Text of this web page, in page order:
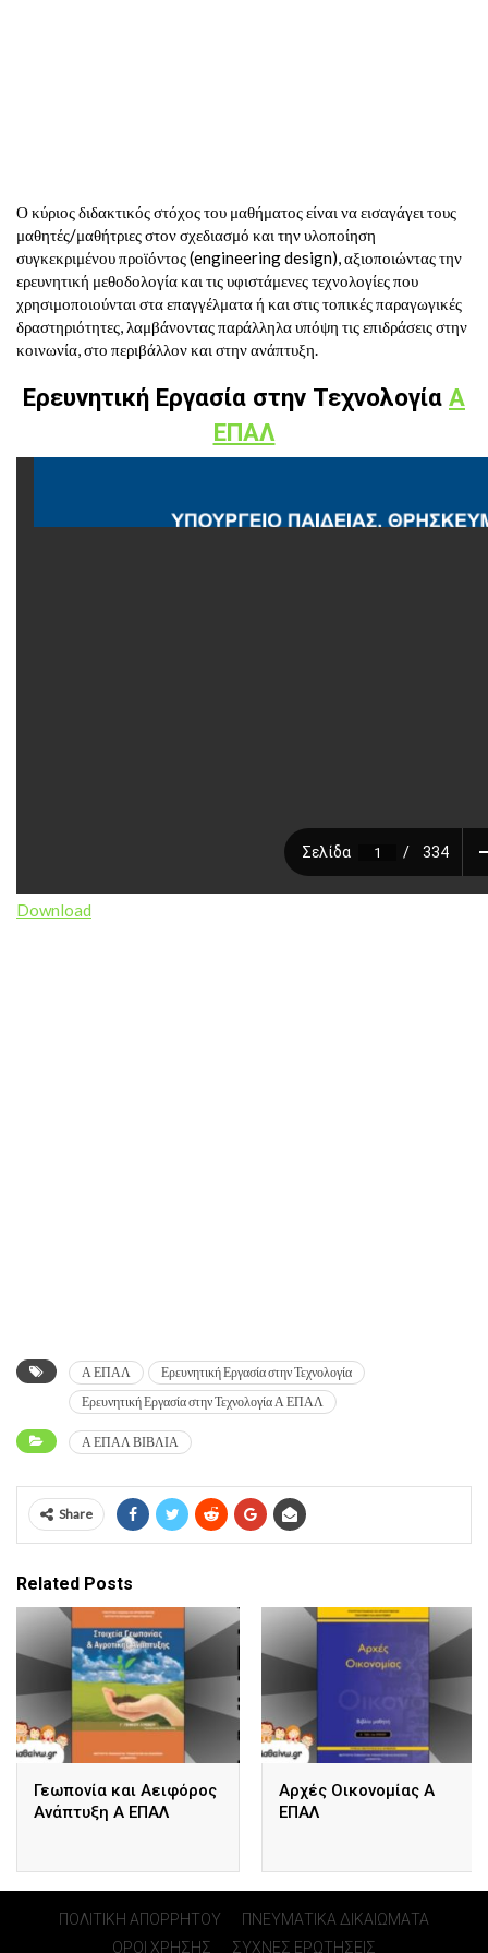
Ο κύριος διδακτικός στόχος του μαθήματος είναι να εισαγάγει τους
μαθητές/μαθήτριες στον σχεδιασμό και την υλοποίηση
συγκεκριμένου προϊόντος (engineering design), αξιοποιώντας την
ερευνητική μεθοδολογία και τις υφιστάμενες τεχνολογίες που
χρησιμοποιούνται στα επαγγέλματα ή και στις τοπικές παραγωγικές
δραστηριότητες, λαμβάνοντας παράλληλα υπόψη τις επιδράσεις στην
κοινωνία, στο περιβάλλον και στην ανάπτυξη.
Ερευνητική Εργασία στην Τεχνολογία Α
ΕΠΑΛ
Download
Α ΕΠΑΛ
Ερευνητική Εργασία στην Τεχνολογία
Ερευνητική Εργασία στην Τεχνολογία Α ΕΠΑΛ
Α ΕΠΑΛ ΒΙΒΛΙΑ
Share
Related Posts
Γεωπονία και Αειφόρος
Ανάπτυξη Α ΕΠΑΛ
Αρχές Οικονομίας Α
ΕΠΑΛ
ΠΟΛΙΤΙΚΗ ΑΠΟΡΡΗΤΟΥ
ΠΝΕΥΜΑΤΙΚΑ ΔΙΚΑΙΩΜΑΤΑ
ΟΡΟΙ ΧΡΗΣΗΣ
ΣΥΧΝΕΣ ΕΡΩΤΗΣΕΙΣ